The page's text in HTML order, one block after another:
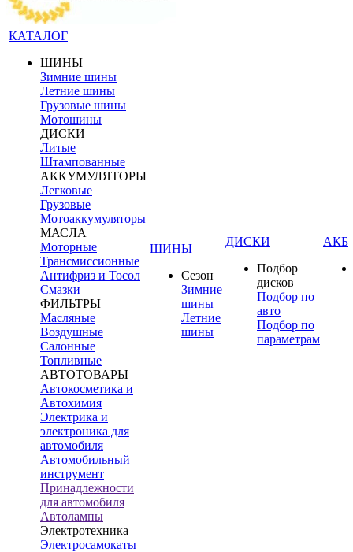
КАТАЛОГ
ШИНЫ
Зимние шины
Летние шины
Грузовые шины
Мотошины
ДИСКИ
Литые
Штампованные
АККУМУЛЯТОРЫ
Легковые
Грузовые
Мотоаккумуляторы
МАСЛА
Моторные
Трансмиссионные
Антифриз и Тосол
Смазки
ФИЛЬТРЫ
Масляные
Воздушные
Салонные
Топливные
АВТОТОВАРЫ
Автокосметика и
Автохимия
Электрика и
электроника для
автомобиля
Автомобильный
инструмент
Принадлежности
для автомобиля
Автолампы
Электротехника
Электросамокаты
ШИНЫ
Сезон
Зимние
шины
Летние
шины
ДИСКИ
Подбор
дисков
Подбор по
авто
Подбор по
параметрам
АКБ